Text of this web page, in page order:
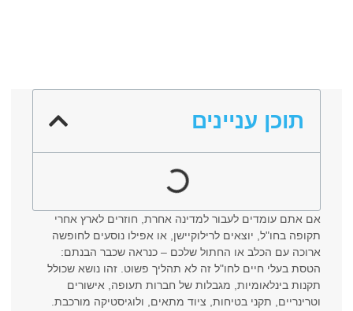
תוכן עניינים
אם אתם עומדים לעבור למדינה אחרת, חוזרים לארץ אחרי
תקופה בחו"ל, יוצאים לרילוקיישן, או אפילו נוסעים לחופשה
ארוכה עם הכלב או החתול שלכם – כנראה שכבר הבנתם:
הטסת בעלי חיים לחו"ל זה לא תהליך פשוט. זהו נושא שכולל
תקנות בינלאומיות, מגבלות של חברות תעופה, אישורים
וטרינריים, תקני בטיחות, ציוד מתאים, ולוגיסטיקה מורכבת.